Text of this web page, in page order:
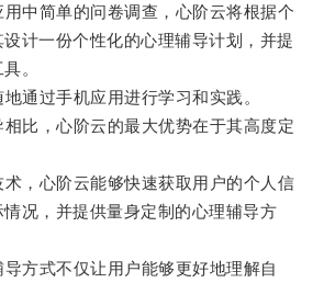
简单的问卷调查，心阶云将根据个
计一份个性化的心理辅导计划，并提
。
过手机应用进行学习和实践。
，心阶云的最大优势在于其高度定
心阶云能够快速获取用户的个人信
况，并提供量身定制的心理辅导方
式不仅让用户能够更好地理解自